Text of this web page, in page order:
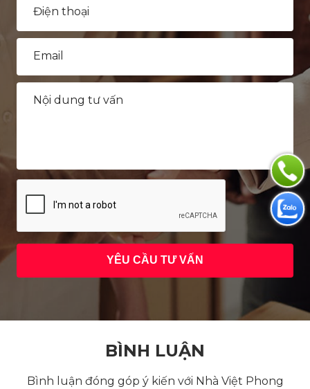
BÌNH LUẬN
Bình luận đóng góp ý kiến với Nhà Việt Phong